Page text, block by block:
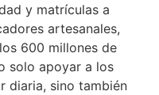
y matrículas a
artesanales,
600 millones de
solo apoyar a los
diaria, sino también